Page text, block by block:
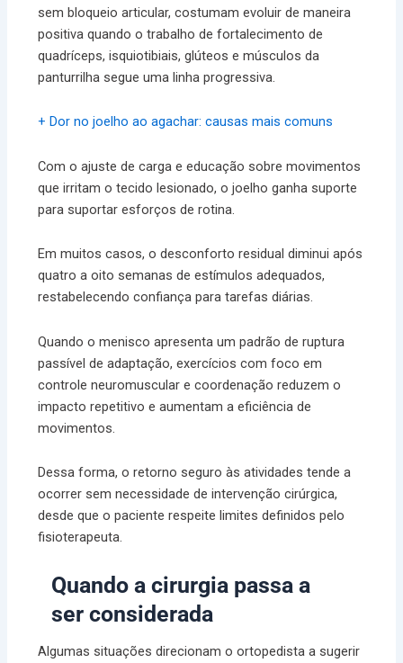
sem bloqueio articular, costumam evoluir de maneira
positiva quando o trabalho de fortalecimento de
quadríceps, isquiotibiais, glúteos e músculos da
panturrilha segue uma linha progressiva.
+ Dor no joelho ao agachar: causas mais comuns
Com o ajuste de carga e educação sobre movimentos
que irritam o tecido lesionado, o joelho ganha suporte
para suportar esforços de rotina.
Em muitos casos, o desconforto residual diminui após
quatro a oito semanas de estímulos adequados,
restabelecendo confiança para tarefas diárias.
Quando o menisco apresenta um padrão de ruptura
passível de adaptação, exercícios com foco em
controle neuromuscular e coordenação reduzem o
impacto repetitivo e aumentam a eficiência de
movimentos.
Dessa forma, o retorno seguro às atividades tende a
ocorrer sem necessidade de intervenção cirúrgica,
desde que o paciente respeite limites definidos pelo
fisioterapeuta.
Quando a cirurgia passa a
ser considerada
Algumas situações direcionam o ortopedista a sugerir